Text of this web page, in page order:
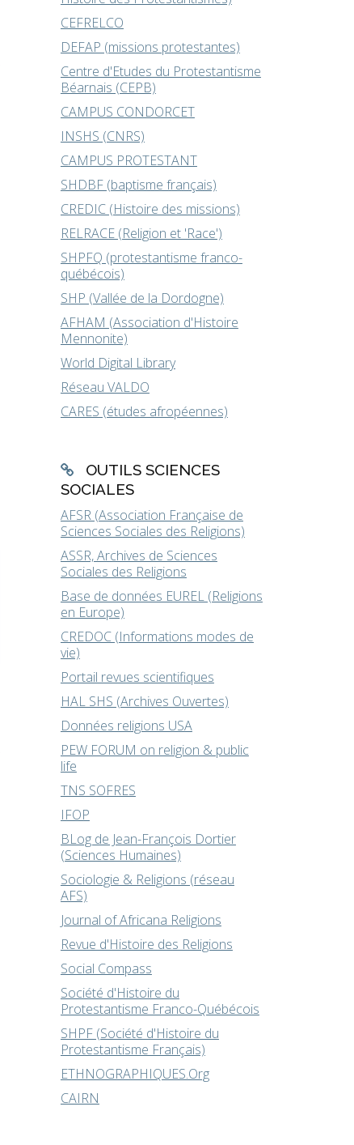
CEFRELCO
DEFAP (missions protestantes)
Centre d'Etudes du Protestantisme
Béarnais (CEPB)
CAMPUS CONDORCET
INSHS (CNRS)
CAMPUS PROTESTANT
SHDBF (baptisme français)
CREDIC (Histoire des missions)
RELRACE (Religion et 'Race')
SHPFQ (protestantisme franco-
québécois)
SHP (Vallée de la Dordogne)
AFHAM (Association d'Histoire
Mennonite)
World Digital Library
Réseau VALDO
CARES (études afropéennes)
OUTILS SCIENCES
SOCIALES
AFSR (Association Française de
Sciences Sociales des Religions)
ASSR, Archives de Sciences
Sociales des Religions
Base de données EUREL (Religions
en Europe)
CREDOC (Informations modes de
vie)
Portail revues scientifiques
HAL SHS (Archives Ouvertes)
Données religions USA
PEW FORUM on religion & public
life
TNS SOFRES
IFOP
BLog de Jean-François Dortier
(Sciences Humaines)
Sociologie & Religions (réseau
AFS)
Journal of Africana Religions
Revue d'Histoire des Religions
Social Compass
Société d'Histoire du
Protestantisme Franco-Québécois
SHPF (Société d'Histoire du
Protestantisme Français)
ETHNOGRAPHIQUES.Org
CAIRN